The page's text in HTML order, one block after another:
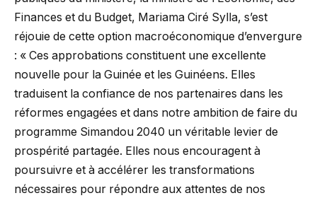
Finances et du Budget, Mariama Ciré Sylla, s’est
réjouie de cette option macroéconomique d’envergure
: « Ces approbations constituent une excellente
nouvelle pour la Guinée et les Guinéens. Elles
traduisent la confiance de nos partenaires dans les
réformes engagées et dans notre ambition de faire du
programme Simandou 2040 un véritable levier de
prospérité partagée. Elles nous encouragent à
poursuivre et à accélérer les transformations
nécessaires pour répondre aux attentes de nos